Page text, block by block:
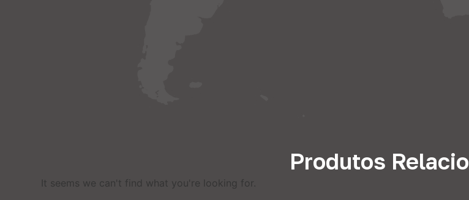
Produtos
It seems we can't find what you're looking for .